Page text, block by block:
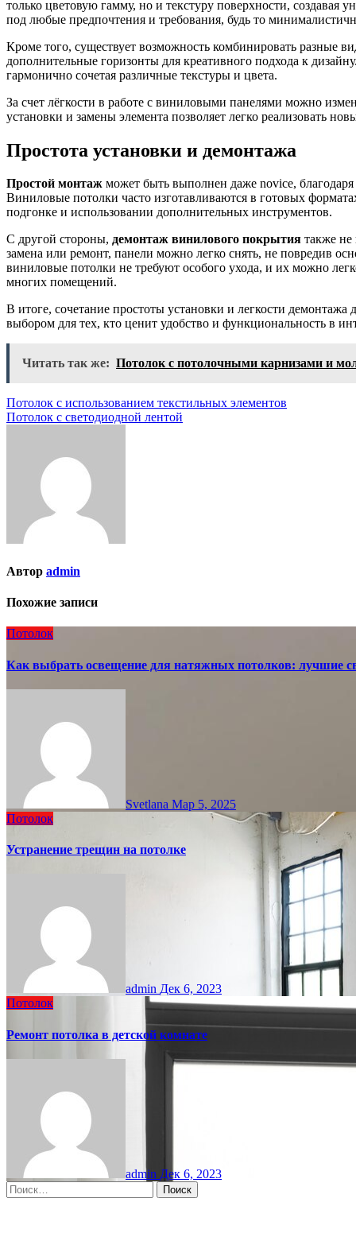
только цветовую гамму, но и текстуру поверхности, создавая
под любые предпочтения и требования, будь то
Кроме того, существует возможность комбинировать разные
дополнительные горизонты для креативного подхода к
гармонично сочетая различные текстуры и цвета.
За счет лёгкости в работе с виниловыми панелями можно
установки и замены элемента позволяет легко реализовать
Простота установки и демонтажа
Простой монтаж может быть выполнен даже novice,
Виниловые потолки часто изготавливаются в готовых
подгонке и использовании дополнительных инструментов.
С другой стороны, демонтаж винилового покрытия также не
замена или ремонт, панели можно легко снять, не повредив
виниловые потолки не требуют особого ухода, и их можно
многих помещений.
В итоге, сочетание простоты установки и легкости
выбором для тех, кто ценит удобство и функциональность в
Читать так же: Потолок с потолочными карнизами и
Навигация
по
Потолок с использованием текстильных элементов
Потолок с светодиодной лентой
Автор admin
Похожие записи
Потолок
Как выбрать освещение для натяжных потолков: лучшие
Svetlana Мар 5, 2025
Потолок
Устранение трещин на потолке
admin Дек 6, 2023
Потолок
Ремонт потолка в детской комнате
admin Дек 6, 2023
Найти: